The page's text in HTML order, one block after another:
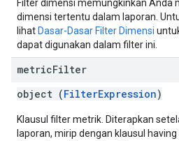
Filter dimensi memungkinkan Anda
dimensi tertentu dalam laporan.
lihat Dasar-Dasar Filter Dimensi
dapat digunakan dalam filter ini.
metricFilter
object (FilterExpression)
Klausul filter metrik. Diterapkan
laporan, mirip dengan klausul